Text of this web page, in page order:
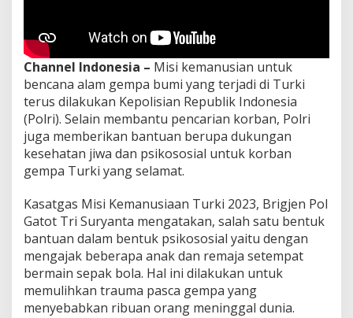
Channel Indonesia – Misi kemanusian untuk
bencana alam gempa bumi yang terjadi di Turki
terus dilakukan Kepolisian Republik Indonesia
(Polri). Selain membantu pencarian korban, Polri
juga memberikan bantuan berupa dukungan
kesehatan jiwa dan psikososial untuk korban
gempa Turki yang selamat.
Kasatgas Misi Kemanusiaan Turki 2023, Brigjen Pol
Gatot Tri Suryanta mengatakan, salah satu bentuk
bantuan dalam bentuk psikososial yaitu dengan
mengajak beberapa anak dan remaja setempat
bermain sepak bola. Hal ini dilakukan untuk
memulihkan trauma pasca gempa yang
menyebabkan ribuan orang meninggal dunia.